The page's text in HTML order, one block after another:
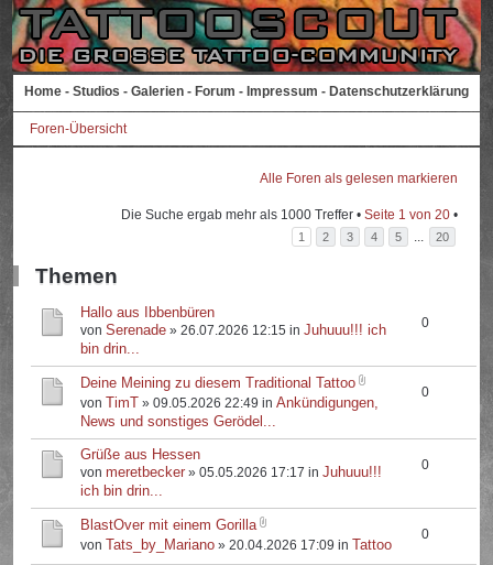
Home - Studios - Galerien - Forum - Impressum - Datenschutzerklärung
Foren-Übersicht
Alle Foren als gelesen markieren
Die Suche ergab mehr als 1000 Treffer • Seite 1 von 20•
1 2 3 4 5 ... 20
Themen
Hallo aus Ibbenbüren
vonSerenade » 26.07.2026 12:15 inJuhuuu!!! ich
bin drin...
0
Deine Meining zu diesem Traditional Tattoo
von TimT » 09.05.2026 22:49 inAnkündigungen,
News und sonstiges Gerödel...
0
Grüße aus Hessen
vonmeretbecker » 05.05.2026 17:17 inJuhuuu!!!
ich bin drin...
0
BlastOver mit einem Gorilla
von Tats_by_Mariano » 20.04.2026 17:09 in Tattoo
0